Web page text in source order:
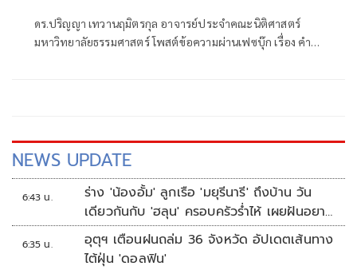
ดร.ปริญญา เทวานฤมิตรกุล อาจารย์ประจำคณะนิติศาสตร์
มหาวิทยาลัยธรรมศาสตร์ โพสต์ข้อความผ่านเฟซบุ๊ก เรื่อง คำ
NEWS UPDATE
6:43 น.
ร่าง 'น้องอั้ม' ลูกเรือ 'มยุรีนารี' ถึงบ้าน วัน
เดียวกันกับ 'ฮลุน' ครอบครัวร่ำไห้ เผยฝันอยาก
เป็นทหารเรือ
6:35 น.
อุตุฯ เตือนฝนถล่ม 36 จังหวัด อัปเดตเส้นทาง
ไต้ฝุ่น 'ดอลฟิน'